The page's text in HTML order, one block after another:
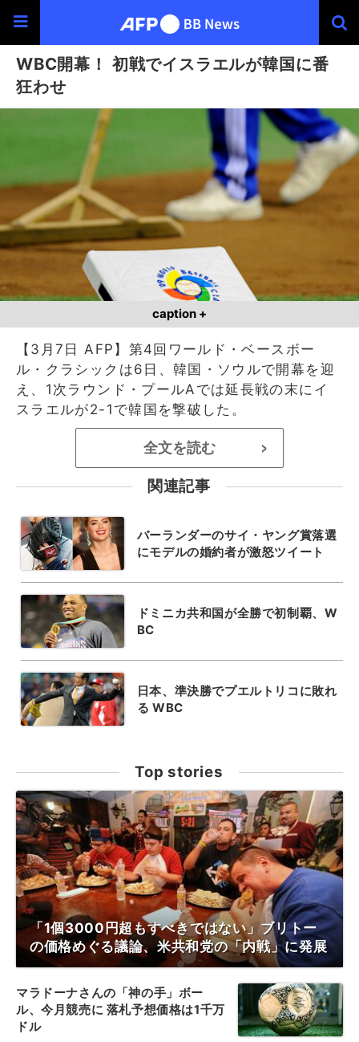
WBC開幕！ 初戦でイスラエルが韓国に番
狂わせ
caption +
【3月7日 AFP】第4回ワールド・ベースボー
ル・クラシックは6日、韓国・ソウルで開幕を迎
え、1次ラウンド・プールAでは延長戦の末にイ
スラエルが2-1で韓国を撃破した。
全文を読む >
関連記事
バーランダーのサイ・ヤング賞落選
にモデルの婚約者が激怒ツイート
ドミニカ共和国が全勝で初制覇、W
BC
日本、準決勝でプエルトリコに敗れ
る WBC
Top stories
「1個3000円超もすべきではない」ブリトー
の価格めぐる議論、米共和党の「内戦」に発展
マラドーナさんの「神の手」ボー
ル、今月競売に 落札予想価格は1千万
ドル